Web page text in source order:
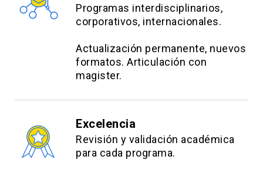
Programas interdisciplinarios,
corporativos, internacionales.
Actualización permanente, nuevos
formatos. Articulación con
magister.
Excelencia
Revisión y validación académica
para cada programa.